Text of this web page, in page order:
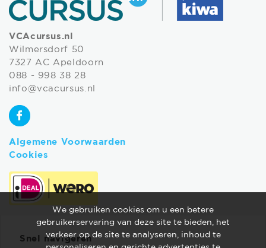
VCAcursus.nl
Wilmersdorf 50
7327 AC Apeldoorn
088 - 998 38 28
info@vcacursus.nl
Algemene Voorwaarden
Cookies
Snel navigeren
We gebruiken cookies om u een betere
gebruikerservaring van deze site te bieden, het
verkeer op de site te analyseren, inhoud te